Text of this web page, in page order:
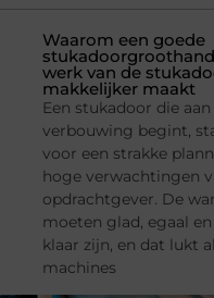
Waarom een goede
werk van de
makkelijker maakt
Een stukadoor die aan
verbouwing begint,
voor een strakke
hoge verwachtingen
opdrachtgever. De
moeten glad, egaal
klaar zijn, en dat lukt
machines